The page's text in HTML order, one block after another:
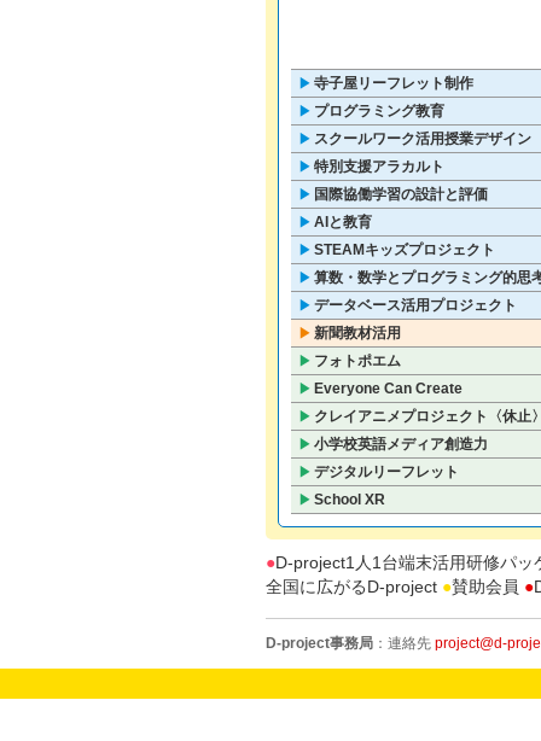
▶ 寺子屋リーフレット制作
▶ プログラミング教育
▶ スクールワーク活用授業デザイン
▶ 特別支援アラカルト
▶ 国際協働学習の設計と評価
▶ AIと教育
▶ STEAMキッズプロジェクト
▶ 算数・数学とプログラミング的思
▶ データベース活用プロジェクト
▶ 新聞教材活用
▶ フォトポエム
▶ Everyone Can Create
▶ クレイアニメプロジェクト〈休止
▶ 小学校英語メディア創造力
▶ デジタルリーフレット
▶ School XR
●D-project1人1台端末活用研修パッ
全国に広がるD-project ●賛助会員 ●
D-project事務局 ：連絡先 project@d-